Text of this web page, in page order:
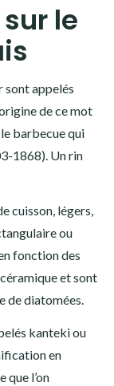
le
sont appelés
de ce mot
barbecue qui
1868). Un rin
cuisson, légers,
ou
fonction des
et sont
de diatomées.
kanteki ou
en
que l’on